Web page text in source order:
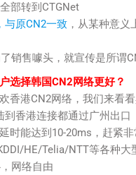
部转到CTGNet
与原CN2一致 ，从某种意
销售噱头，就宣传是所谓
选择韩国CN2网络更好？
香港CN2网络，我们来看看
到香港连接都通过广州出口
时能达到10-20ms，赶紧
HE/Telia/NTT等各种
网络自由